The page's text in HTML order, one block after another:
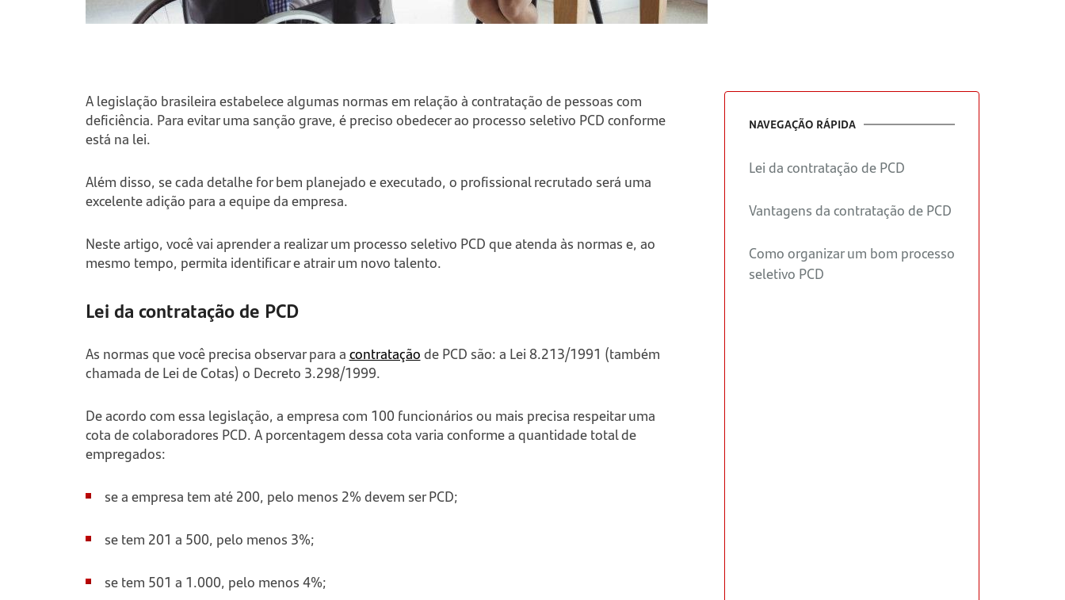
A legislação brasileira estabelece algumas normas em relação à contratação de pessoas com
deficiência. Para evitar uma sanção grave, é preciso obedecer ao processo seletivo PCD conforme
está na lei.
Além disso, se cada detalhe for bem planejado e executado, o profissional recrutado será uma
excelente adição para a equipe da empresa.
Neste artigo, você vai aprender a realizar um processo seletivo PCD que atenda às normas e, ao
mesmo tempo, permita identificar e atrair um novo talento.
Lei da contratação de PCD
As normas que você precisa observar para acontrataçãode PCD são: a Lei 8.213/1991 (também
chamada de Lei de Cotas) o Decreto 3.298/1999.
De acordo com essa legislação, a empresa com 100 funcionários ou mais precisa respeitar uma
cota de colaboradores PCD. A porcentagem dessa cota varia conforme a quantidade total de
empregados:
se a empresa tem até 200, pelo menos 2% devem ser PCD;
se tem 201 a 500, pelo menos 3%;
se tem 501 a 1.000, pelo menos 4%;
NAVEGAÇÃO RÁPIDA
Lei da contratação de PCD
Vantagens da contratação de PCD
Como organizar um bom processo
seletivo PCD